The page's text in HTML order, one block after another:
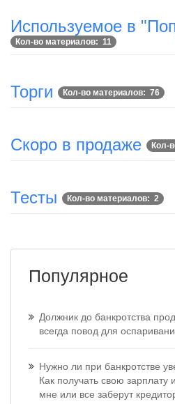
Используемое в
Кол-во материалов: 11
Торги Кол-во материалов: 76
Скоро в продаже Кол-
Тесты Кол-во материалов: 2
Популярное
Должник до банкротства
всегда повод для
Нужно ли при банкротстве
Как получать свою зарплату
мне или все заберут